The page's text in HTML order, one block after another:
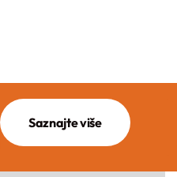
Saznajte više